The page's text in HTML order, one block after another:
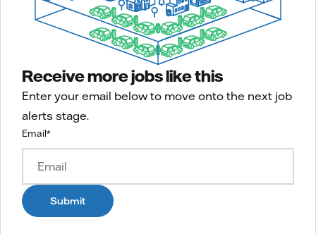
Receive more jobs like this
Enter your email below to move onto the next job
alerts stage.
Email*
Submit